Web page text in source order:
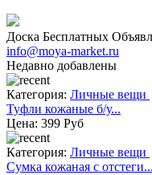
Доска Бесплатных
info@moya-market.ru
Недавно добавлены
Категория: Личные вещи
Туфли кожаные б/у...
Цена: 399 Руб
Категория: Личные вещи
Сумка кожаная с отстеги...